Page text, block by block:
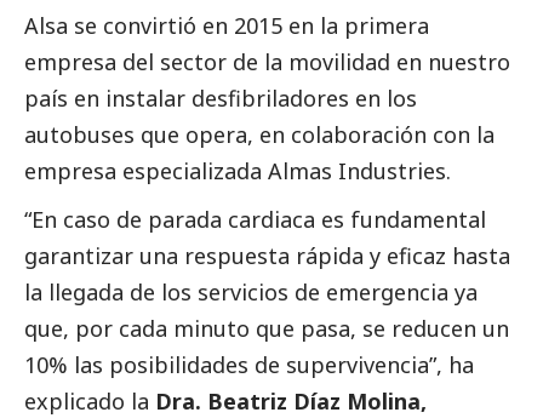
Alsa se convirtió en 2015 en la primera
empresa del sector de la movilidad en nuestro
país en instalar desfibriladores en los
autobuses que opera, en colaboración con la
empresa especializada Almas Industries.
“En caso de parada cardiaca es fundamental
garantizar una respuesta rápida y eficaz hasta
la llegada de los servicios de emergencia ya
que, por cada minuto que pasa, se reducen un
10% las posibilidades de supervivencia”, ha
explicado la Dra. Beatriz Díaz Molina,